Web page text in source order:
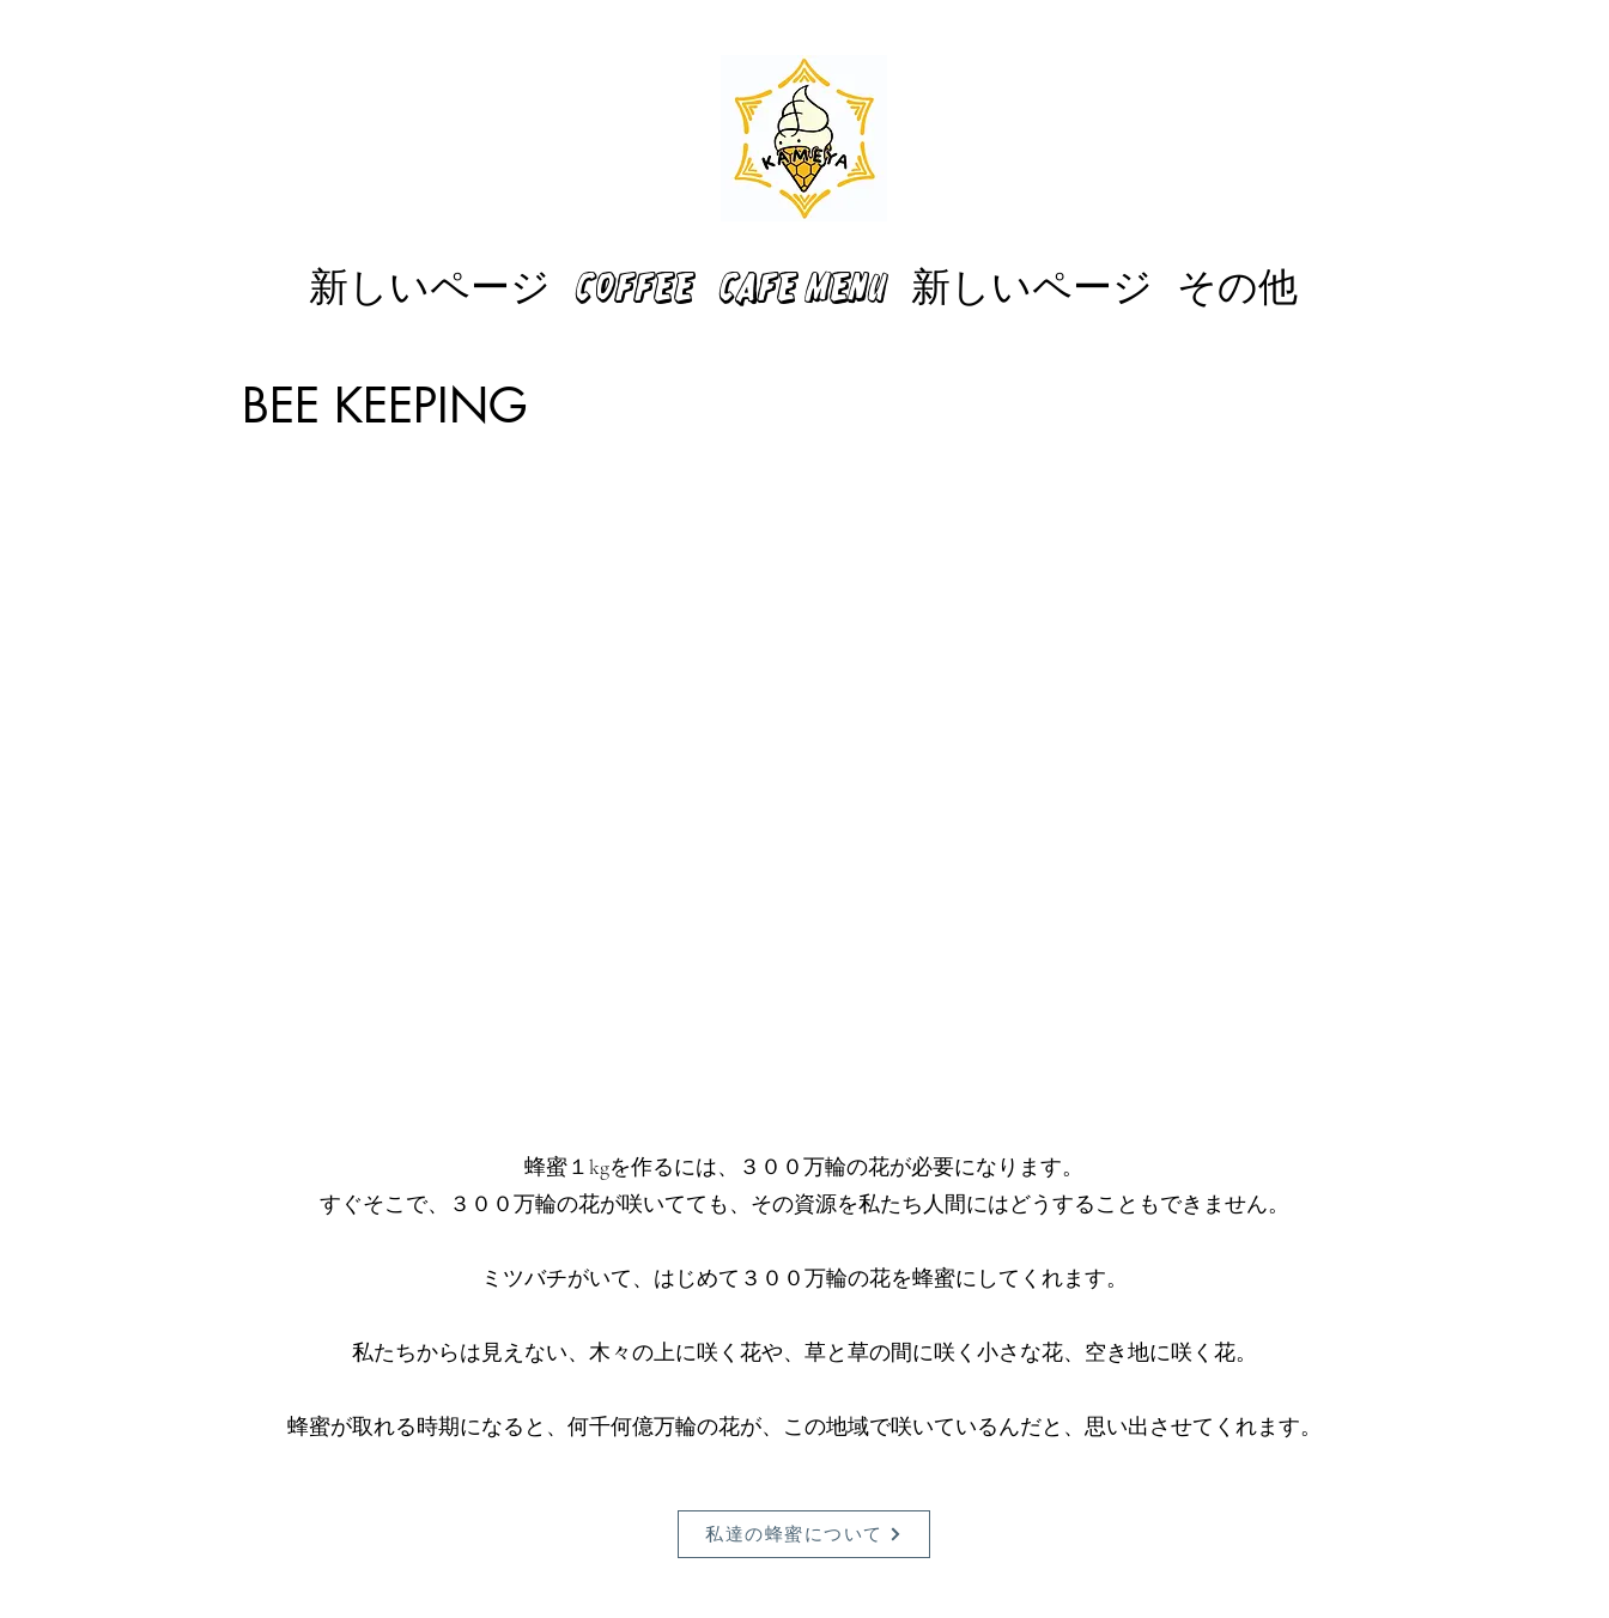
新しいページ COFFEE CAFE MENU 新しいページ その他
​BEE KEEPING
蜂蜜１kgを作るには、３００万輪の花が必要になります。
すぐそこで、３００万輪の花が咲いてても、その資源を私たち人間にはどうすることもできません。
ミツバチがいて、はじめて３００万輪の花を蜂蜜にしてくれます。
私たちからは見えない、木々の上に咲く花や、草と草の間に咲く小さな花、空き地に咲く花。
蜂蜜が取れる時期になると、何千何億万輪の花が、この地域で咲いているんだと、思い出させてくれます。
私達の蜂蜜について